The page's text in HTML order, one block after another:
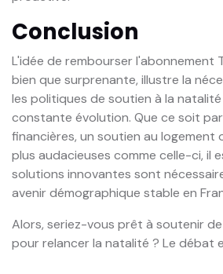
Conclusion
L'idée de rembourser l'abonnement
bien que surprenante, illustre la
les politiques de soutien à la
constante évolution. Que ce soit
financières, un soutien au logement
plus audacieuses comme celle-ci, il
solutions innovantes sont
avenir démographique stable en
Alors, seriez-vous prêt à soutenir
pour relancer la natalité ? Le débat